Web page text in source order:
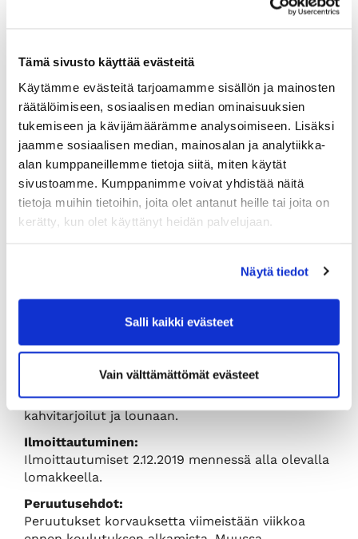
Tämä sivusto käyttää evästeitä
Käytämme evästeitä tarjoamamme sisällön ja mainosten
räätälöimiseen, sosiaalisen median ominaisuuksien
tukemiseen ja kävijämäärämme analysoimiseen. Lisäksi
jaamme sosiaalisen median, mainosalan ja analytiikka-
alan kumppaneillemme tietoja siitä, miten käytät
sivustoamme. Kumppanimme voivat yhdistää näitä
tietoja muihin tietoihin, joita olet antanut heille tai joita on
kerätty, kun olet käyttänyt heidän palvelujaan.
Näytä tiedot
Salli kaikki evästeet
Vain välttämättömät evästeet
tai Instagram-kampanjallesi visuaalisen
videomateriaaleista).Tunnetko
sisällöntuotantoon soveltuvat
copyrightvapaan videopankit ja
helppokäyttöiset videotyökalut? Miten teet
valmismateriaaleista yksinkertaisen ja
tehokkaan markkinointivideon tai tuote-
esittelyn alle puolessa tunnissa?
Useimmat verkkopohjaiset työkalut ovat
englanninkielisiä, joten valmennus edellyttää
kohtalaista käytännön kielitaitoa. Saat noin
jotka auttavat sinua saamaan parhaan hyödyn
Valmennukseen tarvitset mukaan oman
Kauppakamarin jäsenille hinta on 375 € + alv 24
%, muille 485 € + alv 24 %. Hinta sisältää
kahvitarjoilut ja lounaan.
Ilmoittautuminen:
Ilmoittautumiset 2.12.2019 mennessä alla olevalla
lomakkeella.
Peruutusehdot:
Peruutukset korvauksetta viimeistään viikkoa